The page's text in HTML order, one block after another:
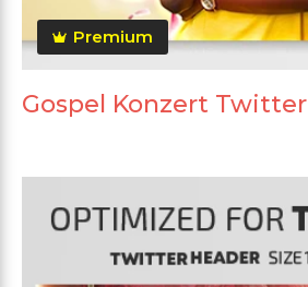
Premium
Gospel Konzert Twitter